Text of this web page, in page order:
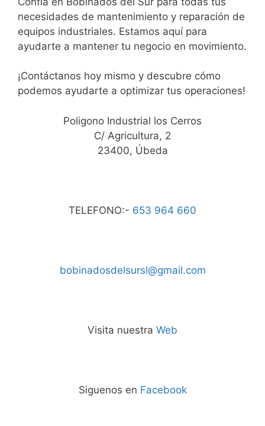
necesidades de mantenimiento y reparación de
equipos industriales. Estamos aquí para
ayudarte a mantener tu negocio en movimiento.
¡Contáctanos hoy mismo y descubre cómo
podemos ayudarte a optimizar tus operaciones!
Poligono Industrial los Cerros
C/ Agricultura, 2
23400, Úbeda
TELEFONO:- 653 964 660
bobinadosdelsursl@gmail.com
Visita nuestra Web
Siguenos en Facebook